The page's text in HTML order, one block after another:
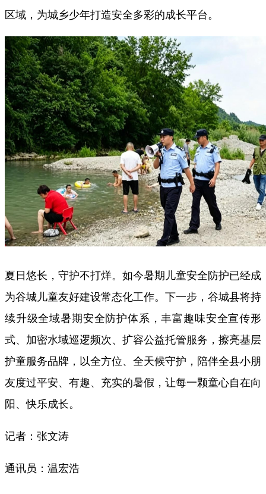
区域，为城乡少年打造安全多彩的成长平台。
夏日悠长，守护不打烊。如今暑期儿童安全防护已经成
为谷城儿童友好建设常态化工作。下一步，谷城县将持
续升级全域暑期安全防护体系，丰富趣味安全宣传形
式、加密水域巡逻频次、扩容公益托管服务，擦亮基层
护童服务品牌，以全方位、全天候守护，陪伴全县小朋
友度过平安、有趣、充实的暑假，让每一颗童心自在向
阳、快乐成长。
记者：张文涛
通讯员：温宏浩